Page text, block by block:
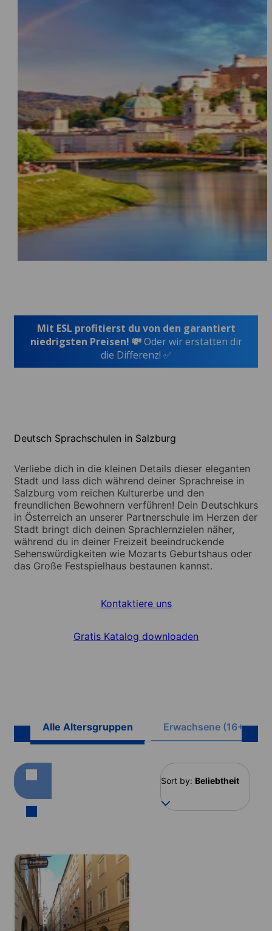
Mit ESL profitierst du von den garantiert
niedrigsten Preisen! 💸Oder wir erstatten dir
die Differenz! ✅
Deutsch Sprachschulen in Salzburg
Verliebe dich in die kleinen Details dieser eleganten
Stadt und lass dich während deiner Sprachreise in
Salzburg vom reichen Kulturerbe und den
freundlichen Bewohnern verführen! Dein Deutschkurs
in Österreich an unserer Partnerschule im Herzen der
Stadt bringt dich deinen Sprachlernzielen näher,
während du in deiner Freizeit beeindruckende
Sehenswürdigkeiten wie Mozarts Geburtshaus oder
das Große Festspielhaus bestaunen kannst.
Kontaktiere uns
Gratis Katalog downloaden
Alle Altersgruppen Erwachsene (16+)
Sort by: Beliebtheit